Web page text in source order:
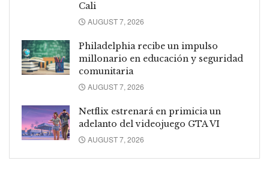
Cali
AUGUST 7, 2026
Philadelphia recibe un impulso
millonario en educación y seguridad
comunitaria
AUGUST 7, 2026
Netflix estrenará en primicia un
adelanto del videojuego GTA VI
AUGUST 7, 2026